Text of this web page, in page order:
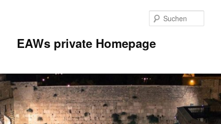
EAWs private Homepage